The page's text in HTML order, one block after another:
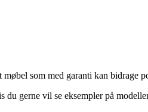
som med garanti kan bidrage
gerne vil se eksempler på